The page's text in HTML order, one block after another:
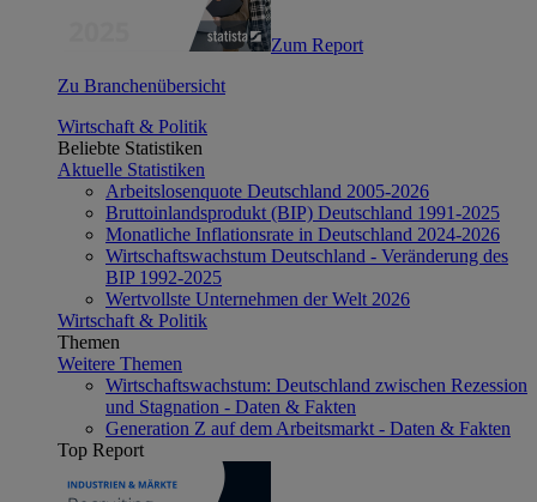
Zum Report
Zu Branchenübersicht
Wirtschaft & Politik
Beliebte Statistiken
Aktuelle Statistiken
Arbeitslosenquote Deutschland 2005-2026
Bruttoinlandsprodukt (BIP) Deutschland 1991-2025
Monatliche Inflationsrate in Deutschland 2024-2026
Wirtschaftswachstum Deutschland - Veränderung des
BIP 1992-2025
Wertvollste Unternehmen der Welt 2026
Wirtschaft & Politik
Themen
Weitere Themen
Wirtschaftswachstum: Deutschland zwischen Rezession
und Stagnation - Daten & Fakten
Generation Z auf dem Arbeitsmarkt - Daten & Fakten
Top Report